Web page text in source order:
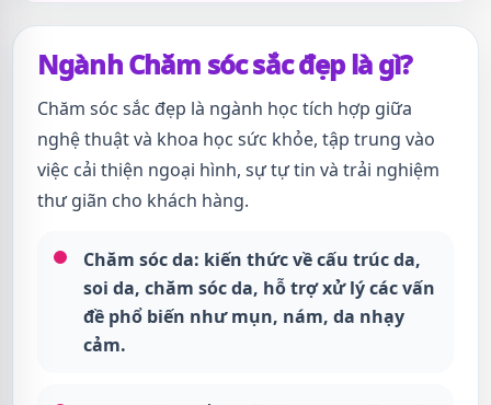
Ngành Chăm sóc sắc đẹp là gì?
Chăm sóc sắc đẹp là ngành học tích hợp giữa
nghệ thuật và khoa học sức khỏe, tập trung vào
việc cải thiện ngoại hình, sự tự tin và trải nghiệm
thư giãn cho khách hàng.
Chăm sóc da: kiến thức về cấu trúc da,
soi da, chăm sóc da, hỗ trợ xử lý các vấn
đề phổ biến như mụn, nám, da nhạy
cảm.